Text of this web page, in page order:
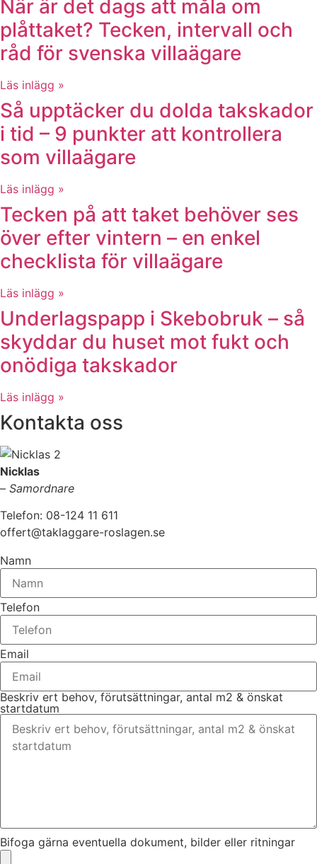
När är det dags att måla om
plåttaket? Tecken, intervall och
råd för svenska villaägare
Läs inlägg »
Så upptäcker du dolda takskador
i tid – 9 punkter att kontrollera
som villaägare
Läs inlägg »
Tecken på att taket behöver ses
över efter vintern – en enkel
checklista för villaägare
Läs inlägg »
Underlagspapp i Skebobruk – så
skyddar du huset mot fukt och
onödiga takskador
Läs inlägg »
Kontakta oss
Nicklas
– Samordnare
Telefon: 08-124 11 611
offert@taklaggare-roslagen.se
Namn
Telefon
Email
Beskriv ert behov, förutsättningar, antal m2 & önskat
startdatum
Bifoga gärna eventuella dokument, bilder eller ritningar